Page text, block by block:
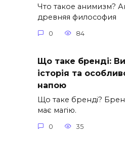
Что такое анимизм?
древняя философия
0 84
Що таке бренді:
історія та
напою
Що таке бренді?
має магію.
0 35